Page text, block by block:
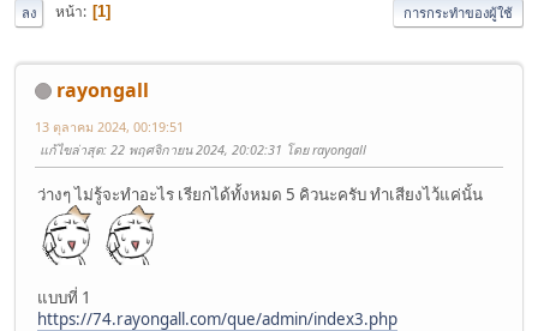
ลง หน้า 1 การกระทำของผู้ใช้
rayongall
13 ตุลาคม 2024, 00:19:51
แก้ไขล่าสุด: 22 พฤศจิกายน 2024, 20:02:31 โดย rayongall
ว่างๆ ไม่รู้จะทำอะไร เรียกได้ทั้งหมด 5 คิวนะครับ ทำเสียงไว้แค่นั้น
แบบที่ 1
https://74.rayongall.com/que/admin/index3.php